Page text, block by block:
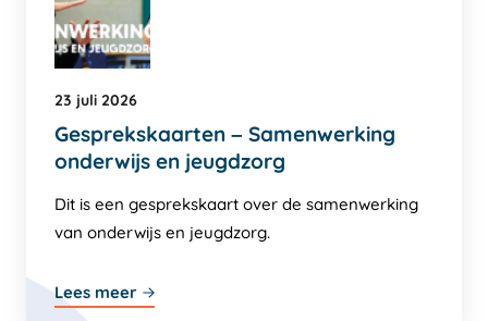
23 juli 2026
Gesprekskaarten – Samenwerking
onderwijs en jeugdzorg
Dit is een gesprekskaart over de samenwerking
van onderwijs en jeugdzorg.
Lees meer